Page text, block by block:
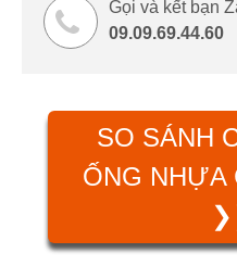
Gọi và kết bạn
09.09.69.44.60
SO SÁNH
ỐNG NHỰA